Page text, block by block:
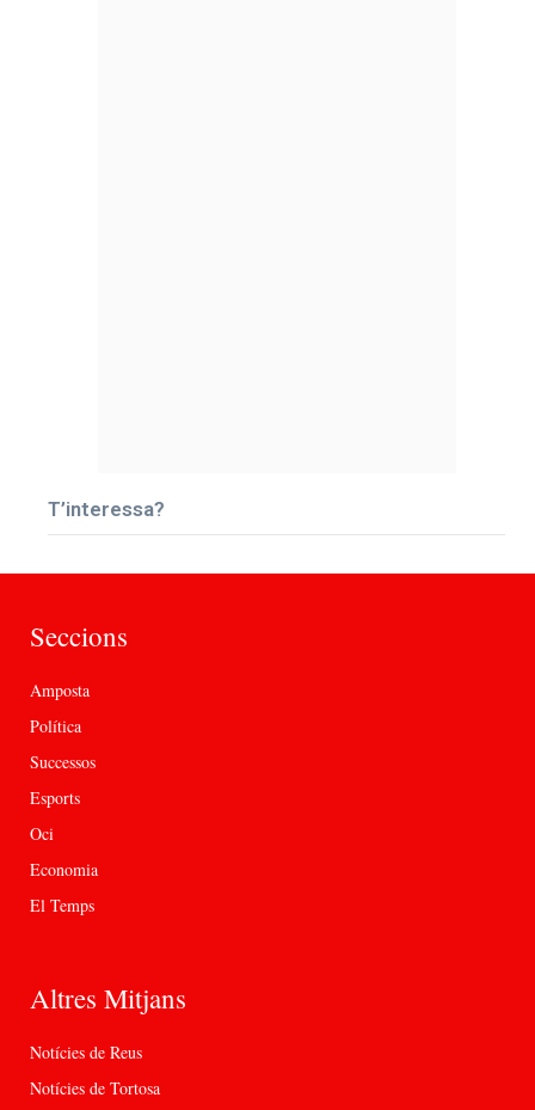
T’interessa?
Seccions
Amposta
Política
Successos
Esports
Oci
Economia
El Temps
Altres Mitjans
Notícies de Reus
Notícies de Tortosa